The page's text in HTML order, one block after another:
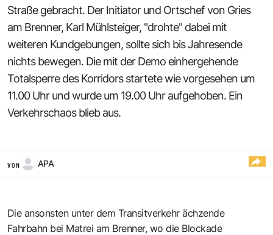
Straße gebracht. Der Initiator und Ortschef von Gries
am Brenner, Karl Mühlsteiger, "drohte" dabei mit
weiteren Kundgebungen, sollte sich bis Jahresende
nichts bewegen. Die mit der Demo einhergehende
Totalsperre des Korridors startete wie vorgesehen um
11.00 Uhr und wurde um 19.00 Uhr aufgehoben. Ein
Verkehrschaos blieb aus.
VON APA
Die ansonsten unter dem Transitverkehr ächzende
Fahrbahn bei Matrei am Brenner, wo die Blockade